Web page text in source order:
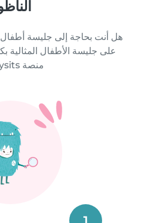
هل أنت بحاجة إلى جليسة أطفال
على جليسة الأطفال
منصة Babysits.